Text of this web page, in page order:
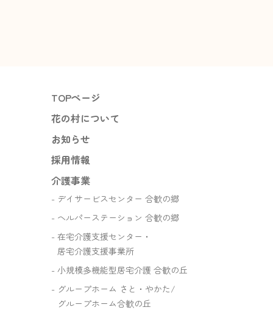
TOPページ
花の村について
お知らせ
採用情報
介護事業
デイサービスセンター 合歓の郷
ヘルパーステーション 合歓の郷
在宅介護支援センター・
居宅介護支援事業所
小規模多機能型居宅介護 合歓の丘
グループホーム さと・やかた/
グループホーム合歓の丘